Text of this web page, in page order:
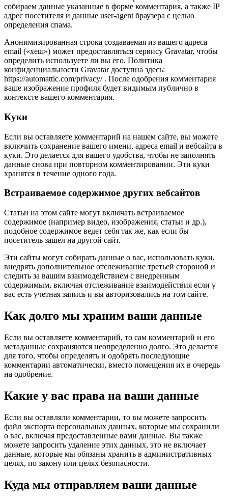
собираем данные указанные в форме комментария, а также IP
адрес посетителя и данные user-agent браузера с целью
определения спама.
Анонимизированная строка создаваемая из вашего адреса
email («хеш») может предоставляться сервису Gravatar, чтобы
определить используете ли вы его. Политика
конфиденциальности Gravatar доступна здесь:
https://automattic.com/privacy/ . После одобрения комментария
ваше изображение профиля будет видимым публично в
контексте вашего комментария.
Куки
Если вы оставляете комментарий на нашем сайте, вы можете
включить сохранение вашего имени, адреса email и вебсайта в
куки. Это делается для вашего удобства, чтобы не заполнять
данные снова при повторном комментировании. Эти куки
хранятся в течение одного года.
Встраиваемое содержимое других вебсайтов
Статьи на этом сайте могут включать встраиваемое
содержимое (например видео, изображения, статьи и др.),
подобное содержимое ведет себя так же, как если бы
посетитель зашел на другой сайт.
Эти сайты могут собирать данные о вас, использовать куки,
внедрять дополнительное отслеживание третьей стороной и
следить за вашим взаимодействием с внедренным
содержимым, включая отслеживание взаимодействия если у
вас есть учетная запись и вы авторизовались на том сайте.
Как долго мы храним ваши данные
Если вы оставляете комментарий, то сам комментарий и его
метаданные сохраняются неопределенно долго. Это делается
для того, чтобы определять и одобрять последующие
комментарии автоматически, вместо помещения их в очередь
на одобрение.
Какие у вас права на ваши данные
Если вы оставляли комментарии, то вы можете запросить
файл экспорта персональных данных, которые мы сохранили
о вас, включая предоставленные вами данные. Вы также
можете запросить удаление этих данных, это не включает
данные, которые мы обязаны хранить в административных
целях, по закону или целях безопасности.
Куда мы отправляем ваши данные